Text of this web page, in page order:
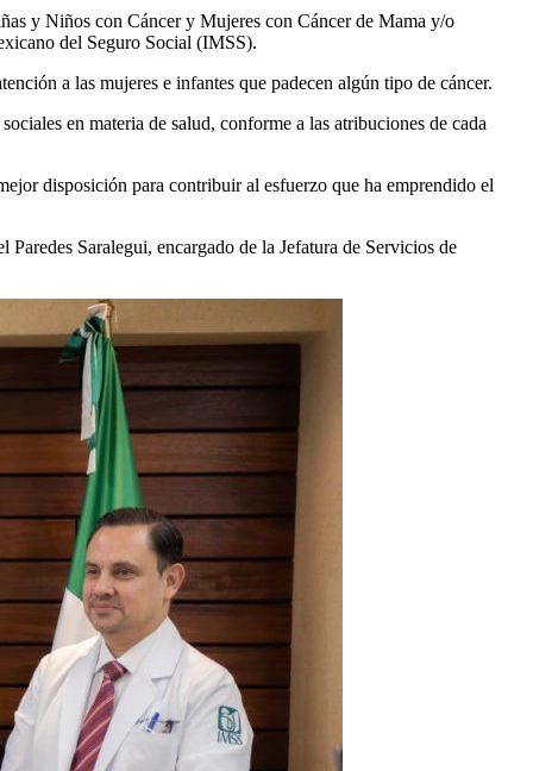
y Niños con Cáncer y Mujeres con Cáncer de Mama y/o
del Seguro Social (IMSS).
a las mujeres e infantes que padecen algún tipo de cáncer.
en materia de salud, conforme a las atribuciones de cada
disposición para contribuir al esfuerzo que ha emprendido el
Saralegui, encargado de la Jefatura de Servicios de